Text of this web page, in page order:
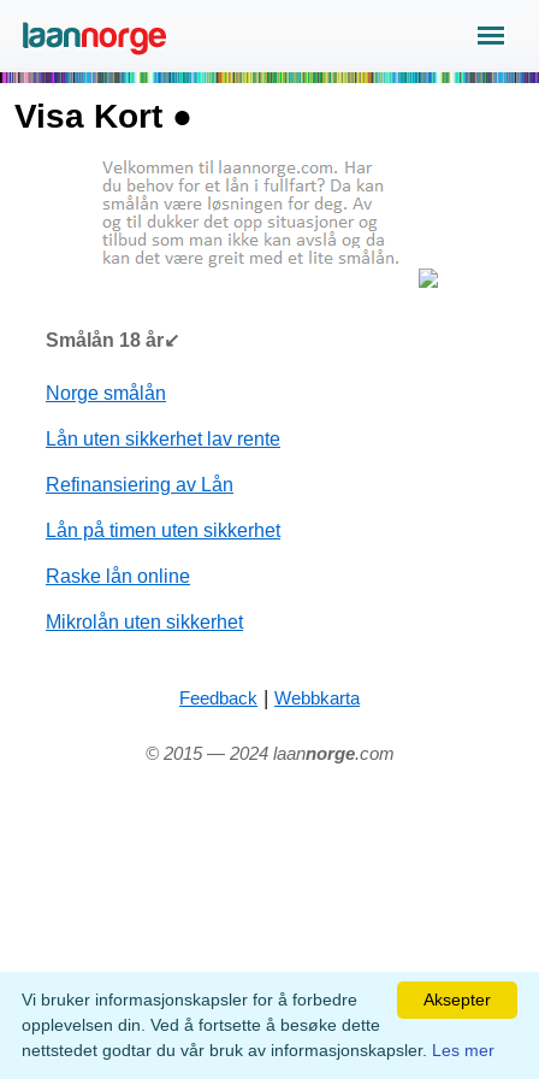
Visa Kort ●
Smålån 18 år↙
Norge smålån
Lån uten sikkerhet lav rente
Refinansiering av Lån
Lån på timen uten sikkerhet
Raske lån online
Mikrolån uten sikkerhet
Feedback | Webbkarta
© 2015 — 2024 laannorge.com
Aksepter
Vi bruker informasjonskapsler for å forbedre
opplevelsen din. Ved å fortsette å besøke dette
nettstedet godtar du vår bruk av informasjonskapsler. Les mer